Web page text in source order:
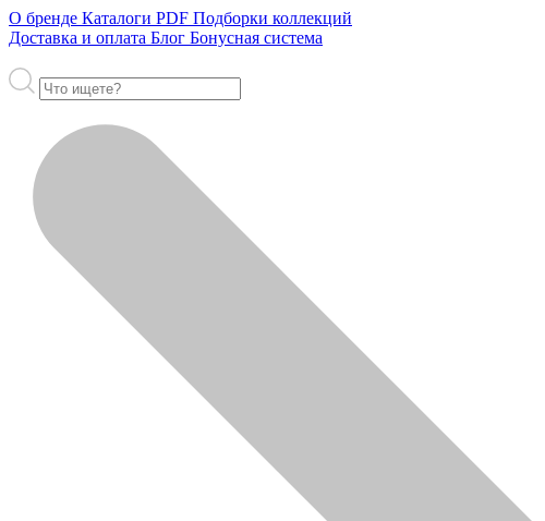
О бренде Каталоги PDF Подборки коллекций
Доставка и оплата Блог Бонусная система